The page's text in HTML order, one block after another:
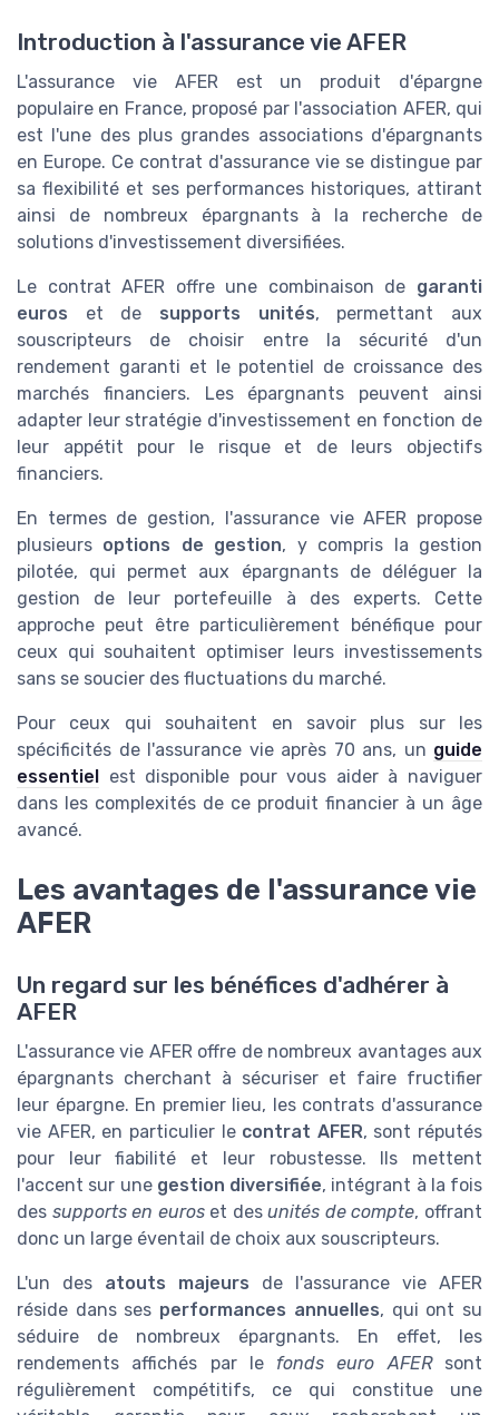
Introduction à l'assurance vie AFER
L'assurance vie AFER est un produit d'épargne
populaire en France, proposé par l'association AFER, qui
est l'une des plus grandes associations d'épargnants
en Europe. Ce contrat d'assurance vie se distingue par
sa flexibilité et ses performances historiques, attirant
ainsi de nombreux épargnants à la recherche de
solutions d'investissement diversifiées.
Le contrat AFER offre une combinaison de garanti
euros et de supports unités, permettant aux
souscripteurs de choisir entre la sécurité d'un
rendement garanti et le potentiel de croissance des
marchés financiers. Les épargnants peuvent ainsi
adapter leur stratégie d'investissement en fonction de
leur appétit pour le risque et de leurs objectifs
financiers.
En termes de gestion, l'assurance vie AFER propose
plusieurs options de gestion, y compris la gestion
pilotée, qui permet aux épargnants de déléguer la
gestion de leur portefeuille à des experts. Cette
approche peut être particulièrement bénéfique pour
ceux qui souhaitent optimiser leurs investissements
sans se soucier des fluctuations du marché.
Pour ceux qui souhaitent en savoir plus sur les
spécificités de l'assurance vie après 70 ans, un guide
essentiel est disponible pour vous aider à naviguer
dans les complexités de ce produit financier à un âge
avancé.
Les avantages de l'assurance vie
AFER
Un regard sur les bénéfices d'adhérer à
AFER
L'assurance vie AFER offre de nombreux avantages aux
épargnants cherchant à sécuriser et faire fructifier
leur épargne. En premier lieu, les contrats d'assurance
vie AFER, en particulier le contrat AFER, sont réputés
pour leur fiabilité et leur robustesse. Ils mettent
l'accent sur une gestion diversifiée, intégrant à la fois
des supports en euroset desunités de compte, offrant
donc un large éventail de choix aux souscripteurs.
L'un des atouts majeurs de l'assurance vie AFER
réside dans ses performances annuelles, qui ont su
séduire de nombreux épargnants. En effet, les
rendements affichés par le fonds euro AFERsont
régulièrement compétitifs, ce qui constitue une